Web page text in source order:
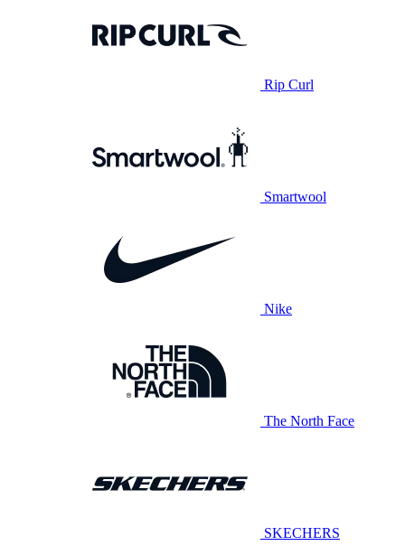
Rip Curl
Smartwool
Nike
The North Face
SKECHERS